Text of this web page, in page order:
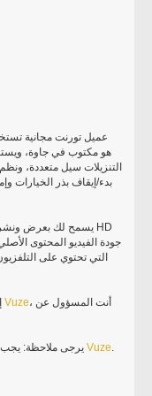
هو مكتوب في جاوة،
بدء/إيقاف بذر الخيارات
جودة الفيديو المحتوى
التي تحتوي على
إذا قمت بنشر المحتوى الأصلي الخاص بك عن طريقVuze، أنت المسؤول عن
يرجى ملاحظة: يجب أن يكون لديك جافا المثبتة لتكون قادرة على تشغيلVuze.